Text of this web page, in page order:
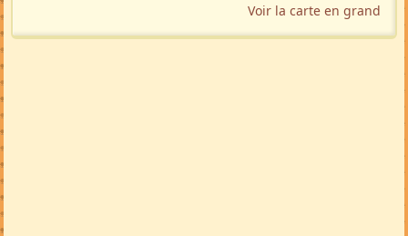
Voir la carte en grand